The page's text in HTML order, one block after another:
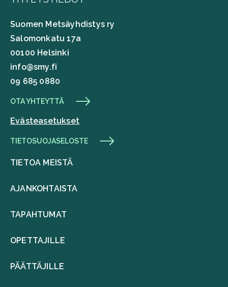
Suomen Metsäyhdistys ry
Salomonkatu 17a
00100 Helsinki
info@smy.fi
09 685 0880
OTA YHTEYTTÄ
Evästeasetukset
TIETOSUOJASELOSTE
TIETOA MEISTÄ
AJANKOHTAISTA
TAPAHTUMAT
OPETTAJILLE
PÄÄTTÄJILLE